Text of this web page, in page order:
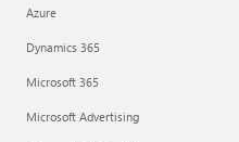
Azure
Dynamics 365
Microsoft 365
Microsoft Advertising